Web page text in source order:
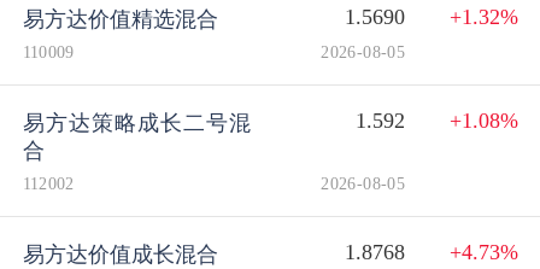
个人养老金
投资顾问
关于我们
易方达价值精选混合 1.5690 +1.32%
110009 2026-08-05
易方达策略成长二号混
合
1.592 +1.08%
112002 2026-08-05
易方达价值成长混合 1.8768 +4.73%